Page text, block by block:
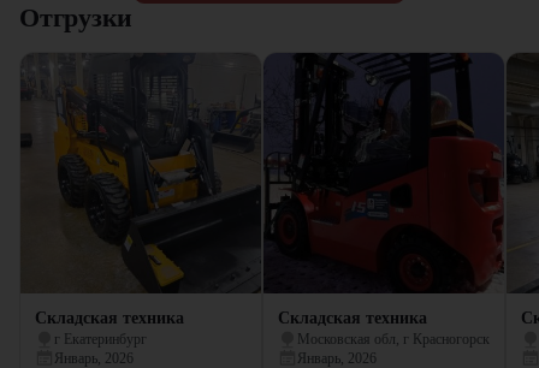
Отгрузки
Складская техника
г Екатеринбург
Январь, 2026
Складская техника
Московская обл, г Красногорск
Январь, 2026